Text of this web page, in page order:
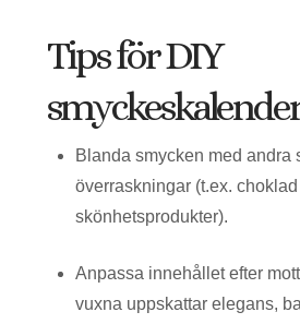
Tips för DIY
Blanda smycken med andra
överraskningar (t.ex.
skönhetsprodukter).
Anpassa innehållet efter
vuxna uppskattar elegans,